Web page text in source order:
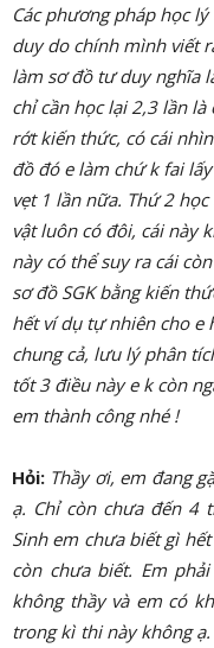
Các phương pháp học
duy do chính mình viết
làm sơ đồ tư duy nghĩa
chỉ cần học lại 2,3 lần
rớt kiến thức, có cái
đồ đó e làm chứ k fai
vẹt 1 lần nữa. Thứ 2
vật luôn có đôi, cái này
này có thể suy ra cái
sơ đồ SGK bằng kiến
hết ví dụ tự nhiên cho e
chung cả, lưu lý phân
tốt 3 điều này e k còn
em thành công nhé !
Hỏi: Thầy ơi, em đang
ạ. Chỉ còn chưa đến 4
Sinh em chưa biết gì
còn chưa biết. Em
không thầy và em có
trong kì thi này không